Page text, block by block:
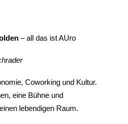
– all das ist AUro
Coworking und Kultur.
eine Bühne und
lebendigen Raum.